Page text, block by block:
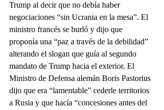
Trump al decir que no debía haber
negociaciones “sin Ucrania en la mesa”. El
ministro francés se burló y dijo que
proponía una “paz a través de la debilidad”
alterando el slogan que guía al segundo
mandato de Trump hacia el exterior. El
Ministro de Defensa alemán Boris Pastorius
dijo que era “lamentable” cederle territorios
a Rusia y que hacía “concesiones antes del